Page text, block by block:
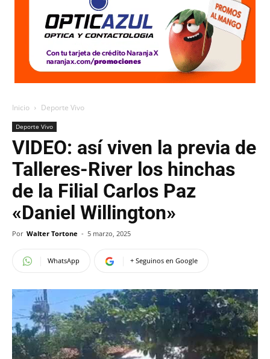
Inicio Deporte Vivo
Deporte Vivo
VIDEO: así viven la previa de
Talleres-River los hinchas
de la Filial Carlos Paz
«Daniel Willington»
Por Walter Tortone - 5 marzo, 2025
WhatsApp + Seguinos en Google